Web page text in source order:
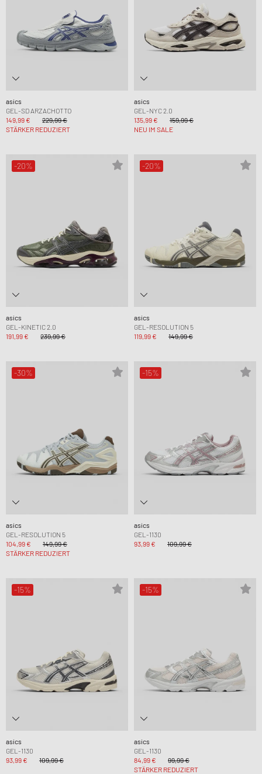
asics
GEL-SD ARZACHOTTO
149,99 €
229,99 €
STÄRKER REDUZIERT
asics
GEL-NYC 2.0
135,99 €
159,99 €
NEU IM SALE
-20%
asics
GEL-KINETIC 2.0
191,99 €
239,99 €
-20%
asics
GEL-RESOLUTION 5
119,99 €
149,99 €
-30%
asics
GEL-RESOLUTION 5
104,99 €
149,99 €
STÄRKER REDUZIERT
-15%
asics
GEL-1130
93,99 €
109,99 €
-15%
asics
GEL-1130
93,99 €
109,99 €
-15%
asics
GEL-1130
84,99 €
99,99 €
STÄRKER REDUZIERT